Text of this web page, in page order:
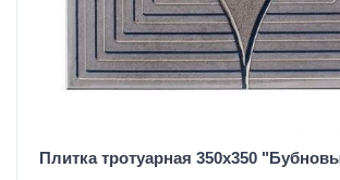
Плитка тротуарная 350х350